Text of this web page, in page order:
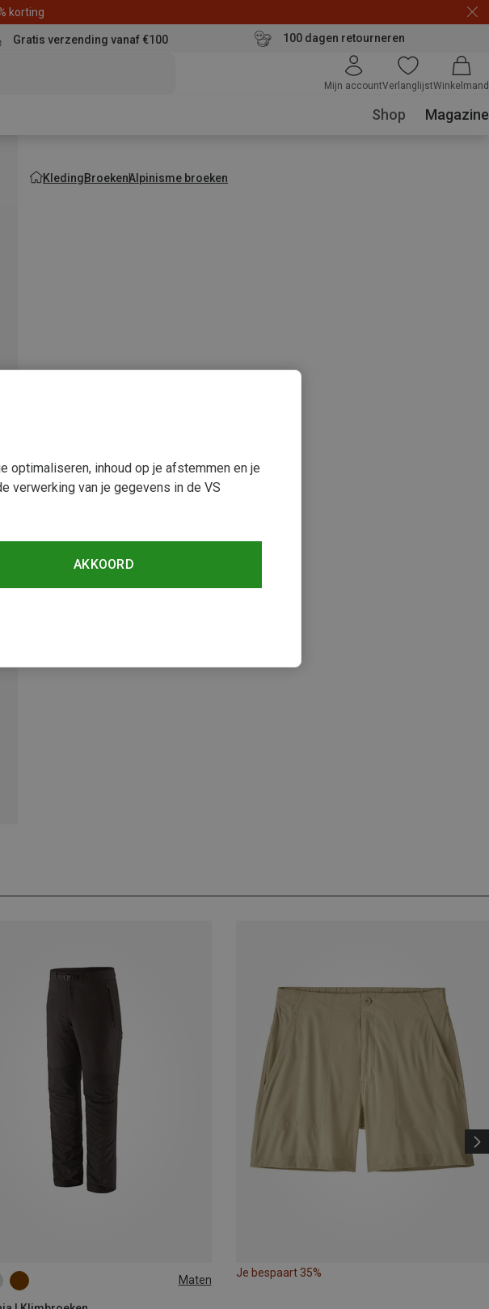
korting
Gratis verzending vanaf €100 100 dagen retourneren
Mijn accountVerlanglijstWinkelmand
Shop Magazine
KledingBroekenAlpinisme broeken
Maten
Je bespaart 35%
optimaliseren, inhoud op je afstemmen en je
verwerking van je gegevens in de VS
AKKOORD